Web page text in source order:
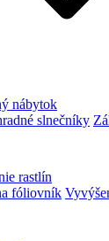
nábytok
slnečníky
rastlín
fóliovník